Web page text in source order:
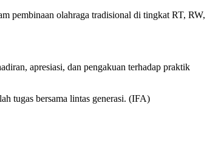
pembinaan olahraga tradisional di tingkat RT, RW,
apresiasi, dan pengakuan terhadap praktik
tugas bersama lintas generasi. (IFA)